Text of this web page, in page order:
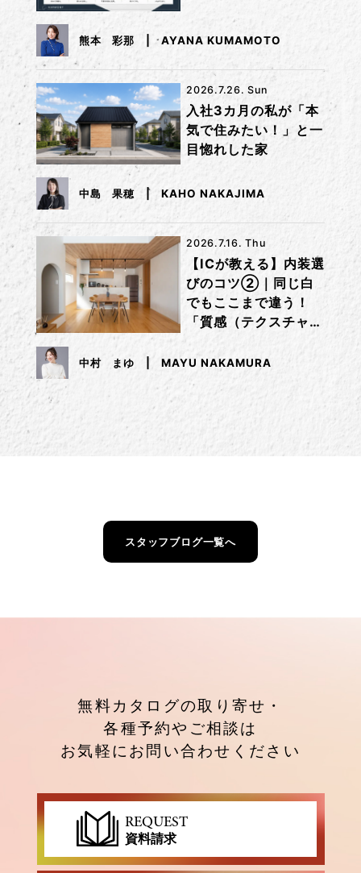
熊本 彩那 AYANA KUMAMOTO
2026.7.26. Sun
入社3カ月の私が「本
気で住みたい！」と一
目惚れした家
中島 果穂 KAHO NAKAJIMA
2026.7.16. Thu
【ICが教える】内装選
びのコツ②｜同じ白
でもここまで違う！
「質感（テクスチャ
ー）」で差をつけるコ
ツ
中村 まゆ MAYU NAKAMURA
スタッフブログ一覧へ
無料カタログの取り寄せ・
各種予約やご相談は
お気軽にお問い合わせください
REQUEST
資料請求